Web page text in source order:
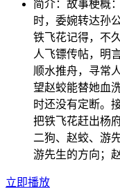
简介： 故事梗概
时，委婉转达孙
铁飞花记得，不
人飞镖传帖，明
顺水推舟，寻常
望赵蛟能替她血
时还没有定断。
把铁飞花赶出杨
二狗、赵蛟、游
游先生的方向；
立即播放